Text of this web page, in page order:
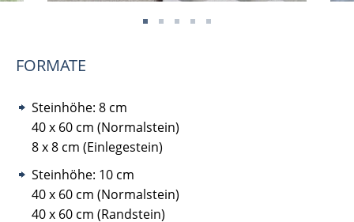
FORMATE
Steinhöhe: 8 cm
40 x 60 cm (Normalstein)
8 x 8 cm (Einlegestein)
Steinhöhe: 10 cm
40 x 60 cm (Normalstein)
40 x 60 cm (Randstein)